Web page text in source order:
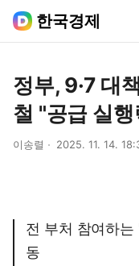
한국경제
정부, 9·7 대
철 "공급 실
이송렬 2025. 11. 14.
전 부처 참여하
동